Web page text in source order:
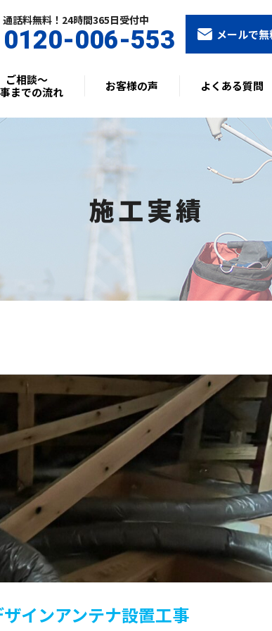
通話料無料！24時間365⽇受付中
0120-006-553 メールで
ご相談〜
までの流れ
お客様の声 よくある質問
施工実績
ンアンテナ設置工事